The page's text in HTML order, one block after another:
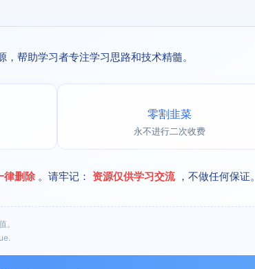
帮助学习者专注学习思路和技术精髓。
零割韭菜
永不进行二次收费
律删除 。请牢记： 资源仅供学习交流 ，不做任何保证。
。